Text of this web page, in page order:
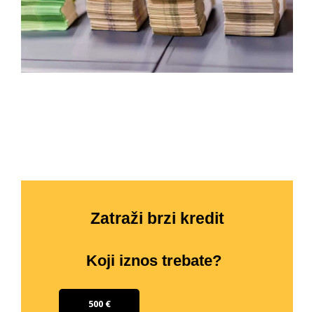
Zatraži brzi kredit
Koji iznos trebate?
500 €